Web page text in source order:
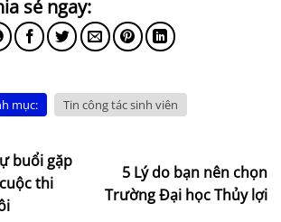
mục: Tin công tác sinh viên
buổi gặp
thi
5 Lý do bạn nên chọn
Trường Đại học Thủy lợi